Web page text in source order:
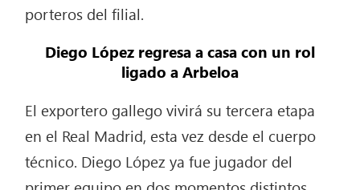
porteros del filial.
Diego López regresa a casa con un rol
ligado a Arbeloa
El exportero gallego vivirá su tercera etapa
en el Real Madrid, esta vez desde el cuerpo
técnico. Diego López ya fue jugador del